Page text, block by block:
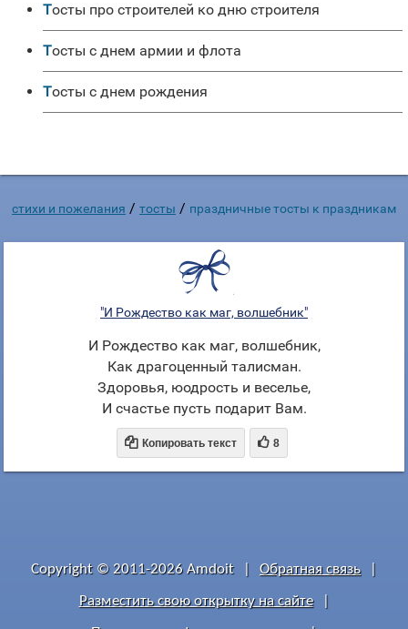
Тосты про строителей ко дню строителя
Тосты с днем армии и флота
Тосты с днем рождения
стихи и пожелания / тосты / праздничные тосты к праздникам
"И Рождество как маг, волшебник"
И Рождество как маг, волшебник,
Как драгоценный талисман.
Здоровья, юодрость и веселье,
И счастье пусть подарит Вам.
 Копировать текст  8
Copyright © 2011-2026 Amdoit Обратная связь
Разместить свою открытку на сайте